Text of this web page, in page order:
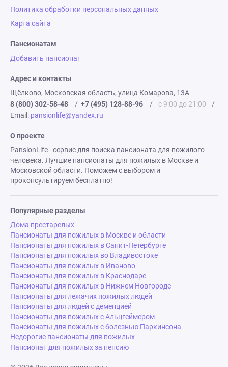
Политика обработки персональных данных
Карта сайта
Пансионатам
Добавить пансионат
Адрес и контакты
Щёлково, Московская область, улица Комарова, 13А
8 (800) 302-58-48
/ +7 (495) 128-88-96 / с 9:00 до 21:00
/
Email: pansionlife@yandex.ru
О проекте
PansionLife - сервис для поиска пансионата для пожилого
человека. Лучшие пансионаты для пожилых в Москве и
Московской области. Поможем с выбором и
проконсультируем бесплатно!
Популярные разделы
Дома престарелых
Пансионаты для пожилых в Москве и области
Пансионаты для пожилых в Санкт-Петербурге
Пансионаты для пожилых во Владивостоке
Пансионаты для пожилых в Иваново
Пансионаты для пожилых в Краснодаре
Пансионаты для пожилых в Нижнем Новгороде
Пансионаты для лежачих пожилых людей
Пансионаты для людей с деменцией
Пансионаты для пожилых с Альцгеймером
Пансионаты для пожилых с болезнью Паркинсона
Недорогие пансионаты для пожилых
Пансионат для пожилых за пенсию